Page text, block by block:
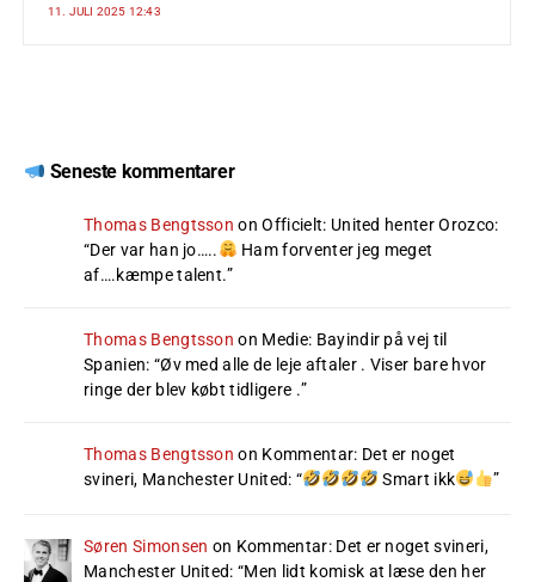
11. JULI 2025 12:43
Seneste kommentarer
Thomas Bengtsson onOfficielt: United henter Orozco:
“Der var han jo…..
Ham forventer jeg meget
af….kæmpe talent.”
Thomas Bengtsson on Medie: Bayindir på vej til
Spanien: “Øv med alle de leje aftaler . Viser bare hvor
ringe der blev købt tidligere .”
Thomas Bengtsson on Kommentar: Det er noget
svineri, Manchester United: “ Smart ikk ”
Søren Simonsen on Kommentar: Det er noget svineri,
Manchester United: “Men lidt komisk at læse den her